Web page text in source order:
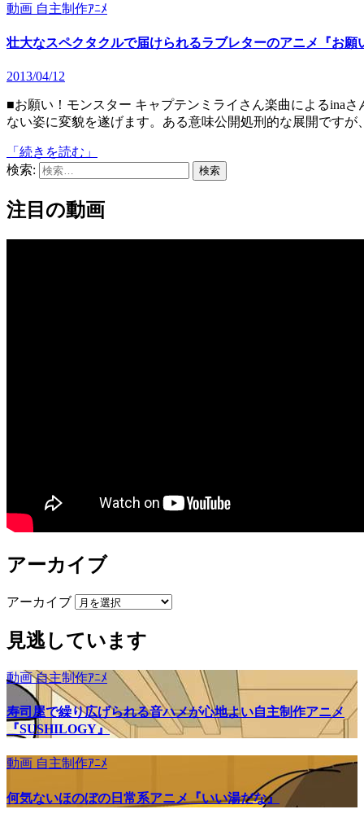
動画 自主制作ｱﾆﾒ
壮大なスペクタクルで届けられるラブレターのアニメ『お願
2013/04/12
■お願い！モンスター キャプテンミライさん楽曲によるinaさんの自主制作アニメ。ラブレターが突如暴走し、とてつも
ない姿に変貌を遂げます。ある意味公開処刑的な展開です
「続きを読む」
検索:
注目の動画
アーカイブ
アーカイブ
見逃しています
動画自主制作ｱﾆﾒ
寿司屋で繰り広げられる音ハメが心地よい自主制作アニメ
『SUSHILOGY』
動画 自主制作ｱﾆﾒ
何気ないほのぼの日常系アニメ『いい湯だな』